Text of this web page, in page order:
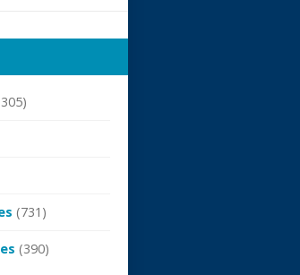
(731)
(390)